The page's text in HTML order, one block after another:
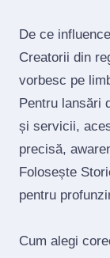
De ce
Creatorii din
vorbesc pe
Pentru lansări
și servicii,
precisă,
Folosește
pentru
Cum alegi